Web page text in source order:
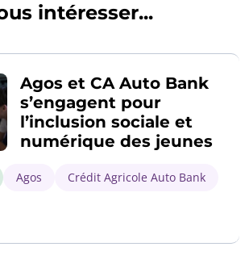
intéresser...
Agos et CA Auto Bank
s’engagent pour
l’inclusion sociale et
numérique des jeunes
Agos Crédit Agricole Auto Bank